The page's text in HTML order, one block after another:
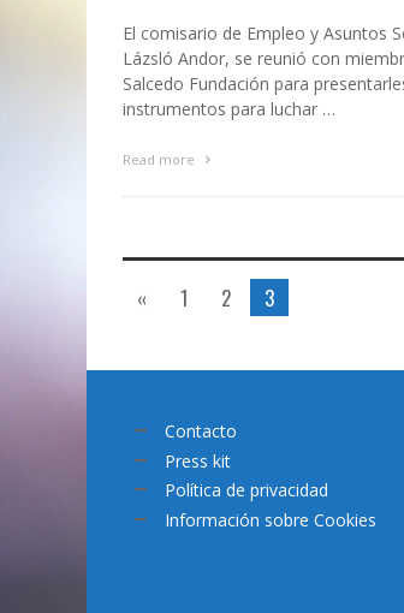
El comisario de Empleo y Asuntos
Lázsló Andor, se reunió con
Salcedo Fundación para
instrumentos para luchar …
Read more
« 1 2 3
Contacto
Press kit
Política de privacidad
Información sobre Cookies